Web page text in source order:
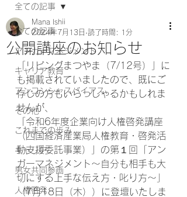
全ての記事
アンガーマネジメント
キャリア教育
アンコンシャスバイアス
その他
これまでの歩み
キャリア
男女共同参画
人権啓発
全ての記事
公開講座のお知らせ
Mana Ishii
2024年7月13日 読了時間: 1分
「リビングまつやま（7/12号）」に
も掲載されていましたので、既にご
存じの方もいらっしゃるかもしれま
せんが、
「令和6年度企業向け人権啓発講座
（四国経済産業局人権教育・啓発活
動支援委託事業）」の第１回「アン
ガーマネジメント～自分も相手も大
切にする上手な伝え方・叱り方～」
（7月18日（木））に登壇いたしま